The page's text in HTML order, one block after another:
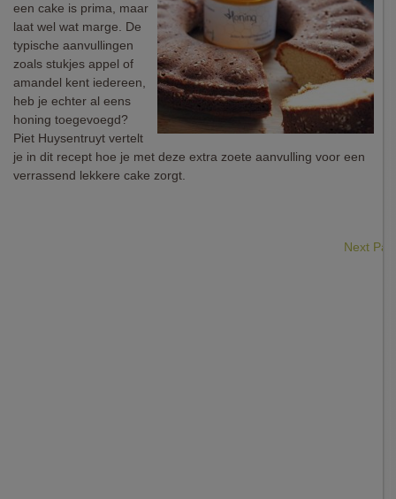
een cake is prima, maar
laat wel wat marge. De
typische aanvullingen
zoals stukjes appel of
amandel kent iedereen,
heb je echter al eens
honing toegevoegd?
Piet Huysentruyt vertelt
je in dit recept hoe je met deze extra zoete aanvulling voor een
verrassend lekkere cake zorgt.
Next